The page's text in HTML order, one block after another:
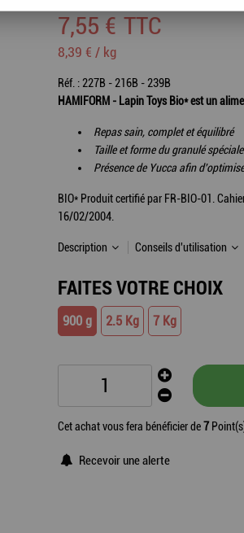
7,55 € TTC
8,39 € / kg
Réf. : 227B - 216B - 239B
HAMIFORM - Lapin Toys Bio* est un
Repas sain, complet et équilibré
Taille et forme du granulé
Présence de Yucca afin
BIO* Produit certifié par FR-BIO-01.
16/02/2004.
Description Conseils d'utilisation
FAITES VOTRE CHOIX
900 g 2.5 Kg 7 Kg
Cet achat vous fera bénéficier de7
Recevoir une alerte